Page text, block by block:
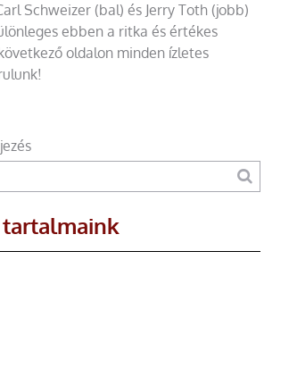
Schweizer (bal) és Jerry Toth (jobb)
ebben a ritka és értékes
oldalon minden ízletes